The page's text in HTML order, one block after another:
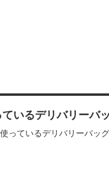
いるデリバリーバ
っているデリバリーバッ